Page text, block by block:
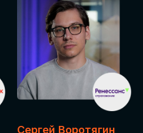
Сергей Воротягин